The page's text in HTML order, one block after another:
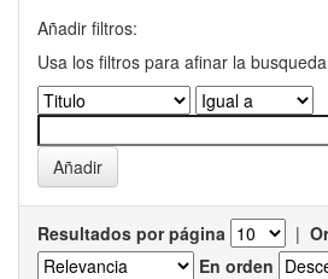
Añadir filtros:
Usa los filtros para afinar la
Resultados por página |
En orden